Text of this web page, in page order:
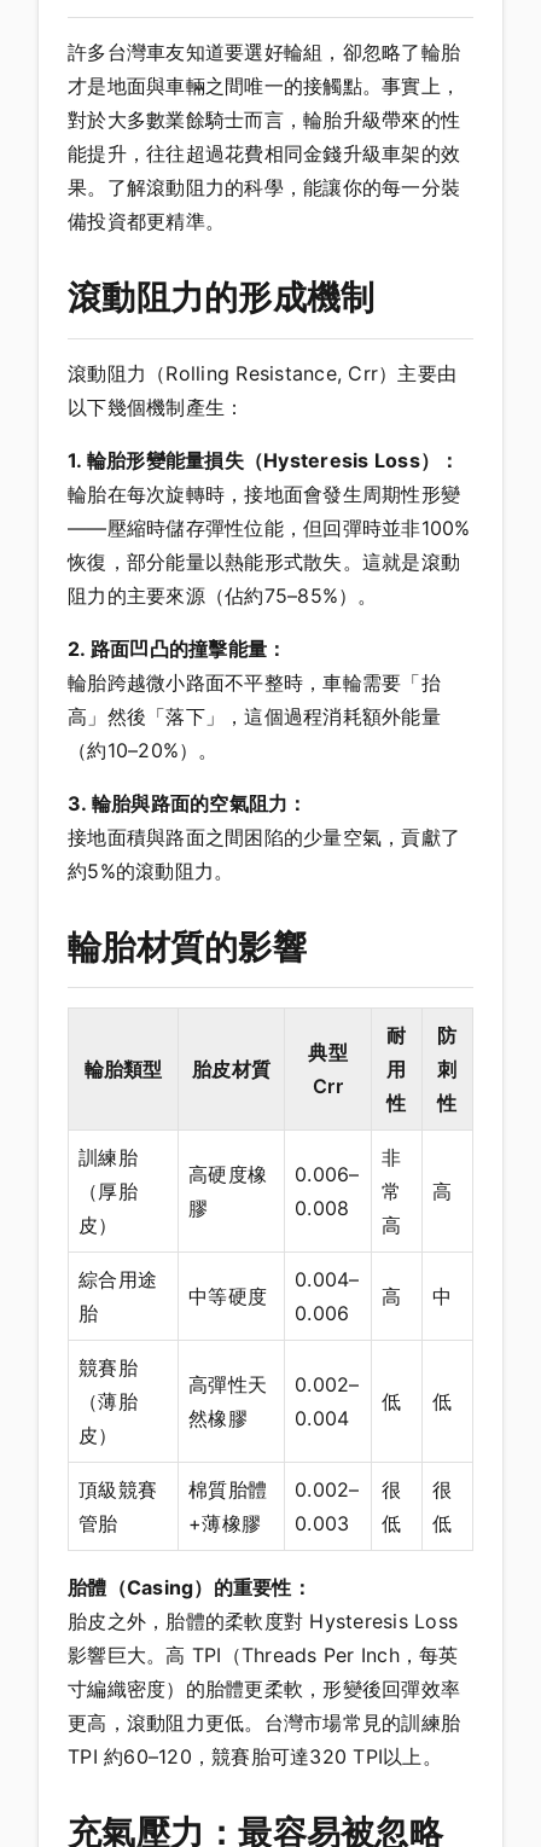
許多台灣車友知道要選好輪組，卻忽略了輪胎
才是地面與車輛之間唯一的接觸點。事實上，
對於大多數業餘騎士而言，輪胎升級帶來的性
能提升，往往超過花費相同金錢升級車架的效
果。了解滾動阻力的科學，能讓你的每一分裝
備投資都更精準。
滾動阻力的形成機制
滾動阻力（Rolling Resistance, Crr）主要由
以下幾個機制產生：
1. 輪胎形變能量損失（Hysteresis Loss）：
輪胎在每次旋轉時，接地面會發生周期性形變
——壓縮時儲存彈性位能，但回彈時並非100%
恢復，部分能量以熱能形式散失。這就是滾動
阻力的主要來源（佔約75–85%）。
2. 路面凹凸的撞擊能量：
輪胎跨越微小路面不平整時，車輪需要「抬
高」然後「落下」，這個過程消耗額外能量
（約10–20%）。
3. 輪胎與路面的空氣阻力：
接地面積與路面之間困陷的少量空氣，貢獻了
約5%的滾動阻力。
輪胎材質的影響
輪胎類型 胎皮材質
典型
Crr
耐
用
性
防
刺
性
訓練胎
（厚胎
皮）
高硬度橡
膠
0.006–
0.008
非
常
高
高
綜合用途
胎
中等硬度
0.004–
0.006
高 中
競賽胎
（薄胎
皮）
高彈性天
然橡膠
0.002–
0.004
低 低
頂級競賽
管胎
棉質胎體
+薄橡膠
0.002–
0.003
很
低
很
低
胎體（Casing）的重要性：
胎皮之外，胎體的柔軟度對 Hysteresis Loss
影響巨大。高 TPI（Threads Per Inch，每英
寸編織密度）的胎體更柔軟，形變後回彈效率
更高，滾動阻力更低。台灣市場常見的訓練胎
TPI 約60–120，競賽胎可達320 TPI以上。
充氣壓力：最容易被忽略